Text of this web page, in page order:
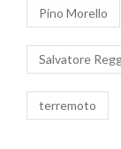
Pino Morello
Salvatore
terremoto